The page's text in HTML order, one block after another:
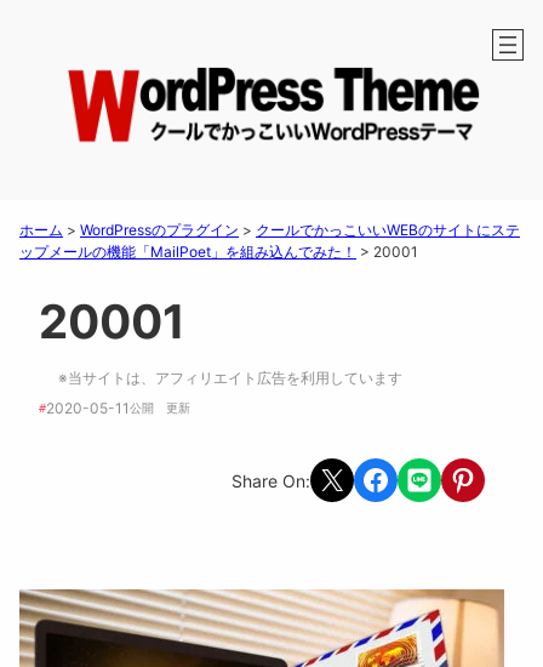
ホーム > WordPressのプラグイン > クールでかっこいいWEBのサイトにステ
ップメールの機能「MailPoet」を組み込んでみた！ > 20001
20001
※当サイトは、アフィリエイト広告を利用しています
#2020-05-11公開 更新
Share On: Share on X Share on Facebook
Share on LINEShare on